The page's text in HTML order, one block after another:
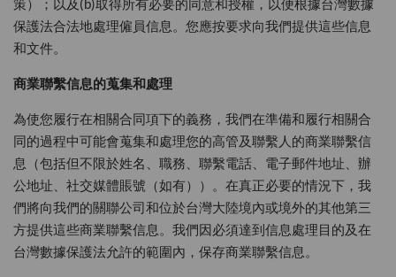
策）；以及(b)取得所有必要的同意和授權，以便根據台灣數據
保護法合法地處理僱員信息。您應按要求向我們提供這些信息
和文件。
商業聯繫信息的蒐集和處理
為使您履行在相關合同項下的義務，我們在準備和履行相關合
同的過程中可能會蒐集和處理您的高管及聯繫人的商業聯繫信
息（包括但不限於姓名、職務、聯繫電話、電子郵件地址、辦
公地址、社交媒體賬號（如有））。在真正必要的情況下，我
們將向我們的關聯公司和位於台灣大陸境內或境外的其他第三
方提供這些商業聯繫信息。我們因必須達到信息處理目的及在
台灣數據保護法允許的範圍內，保存商業聯繫信息。